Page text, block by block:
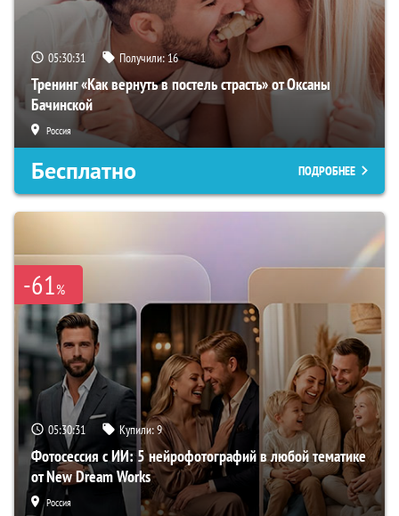
05:30:30 Получили:16
Тренинг «Как вернуть в постель страсть» от Оксаны
Бачинской
Россия
Бесплатно ПОДРОБНЕЕ
-61%
05:30:30 Купили:9
Фотосессия с ИИ: 5 нейрофотографий в любой тематике
от New Dream Works
Россия